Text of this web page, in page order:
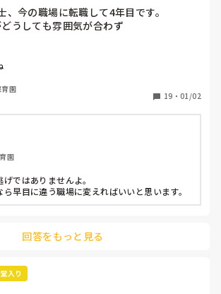
、今の職場に転職して4年目です。
うしても雰囲気が合わず
います。
続10年以上から何十年という先生がほとん
痴悪口が多く、
保育も
になればいいんだね
ることは難しそうです。
うと思っていましたが
と、過去辞めた人も何年も言われ続けて
園
19 ・ 01/02
園
ではありませんよ。
ら早目に違う職場に変えればいいと思います。
回答をもっと見る
入り